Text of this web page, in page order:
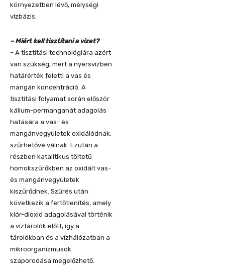
környezetben lévő, mélységi
vízbázis.
– Miért kell tisztítani a vizet?
– A tisztítási technológiára azért
van szükség, mert a nyersvízben
határérték feletti a vas és
mangán koncentráció. A
tisztítási folyamat során először
kálium-permanganát adagolás
hatására a vas- és
mangánvegyületek oxidálódnak,
szűrhetővé válnak. Ezután a
részben katalitikus töltetű
homokszűrőkben az oxidált vas-
és mangánvegyületek
kiszűrődnek. Szűrés után
következik a fertőtlenítés, amely
klór-dioxid adagolásával történik
a víztárolók előtt, így a
tárolókban és a vízhálózatban a
mikroorganizmusok
szaporodása megelőzhető.